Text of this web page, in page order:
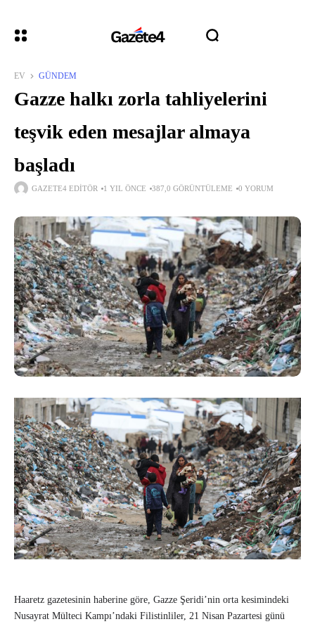
EV GÜNDEM
Gazze halkı zorla tahliyelerini
teşvik eden mesajlar almaya
başladı
GAZETE4 EDITÖR 1 YIL ÖNCE 387,0 GÖRÜNTÜLEME 0 YORUM
Haaretz gazetesinin haberine göre, Gazze Şeridi’nin orta kesimindeki
Nusayrat Mülteci Kampı’ndaki Filistinliler, 21 Nisan Pazartesi günü